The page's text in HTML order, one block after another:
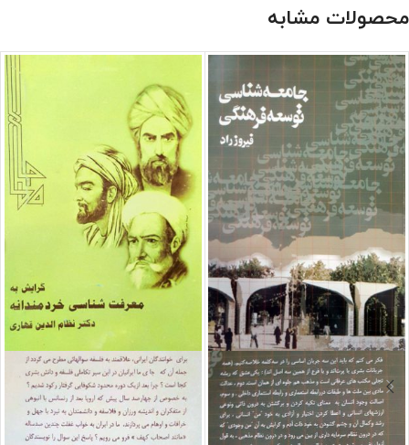
محصولات مشابه